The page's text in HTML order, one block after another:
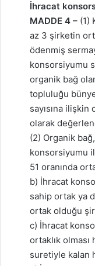
İhracat
MADDE 4 – (1)
az 3 şirketin
ödenmiş
konsorsiyumu
organik bağ
topluluğu
sayısına
olarak
(2) Organik
konsorsiyumu
51 oranında
b) İhracat
sahip ortak ya
ortak olduğu
c) İhracat
ortaklık olması
suretiyle kalan